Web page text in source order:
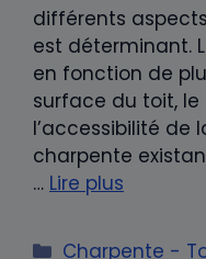
différents
est déterminant.
en fonction de
surface du toit,
l’accessibilité de
charpente
… Lire plus
Catégories
Charpente -